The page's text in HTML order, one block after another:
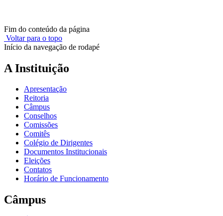
Fim do conteúdo da página
Voltar para o topo
Início da navegação de rodapé
A Instituição
Apresentação
Reitoria
Câmpus
Conselhos
Comissões
Comitês
Colégio de Dirigentes
Documentos Institucionais
Eleições
Contatos
Horário de Funcionamento
Câmpus